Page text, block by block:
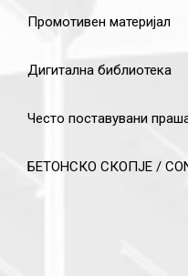
Промотивен материјал
Дигитална библиотека
Често поставувани
БЕТОНСКО СКОПЈЕ /